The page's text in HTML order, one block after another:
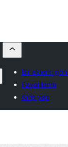
Bir eklenti
Favorilerim
Giriş yap